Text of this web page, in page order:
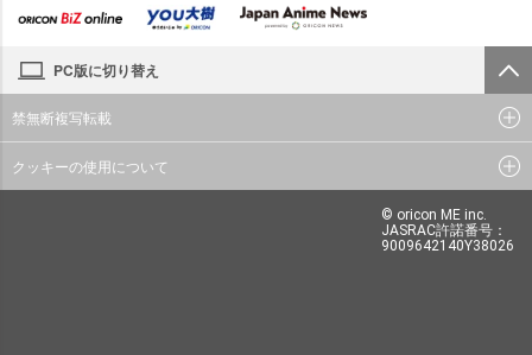
PC版に切り替え
禁無断複写転載
クッキーの使用について
© oricon ME inc.
JASRAC許諾番号：
9009642140Y38026